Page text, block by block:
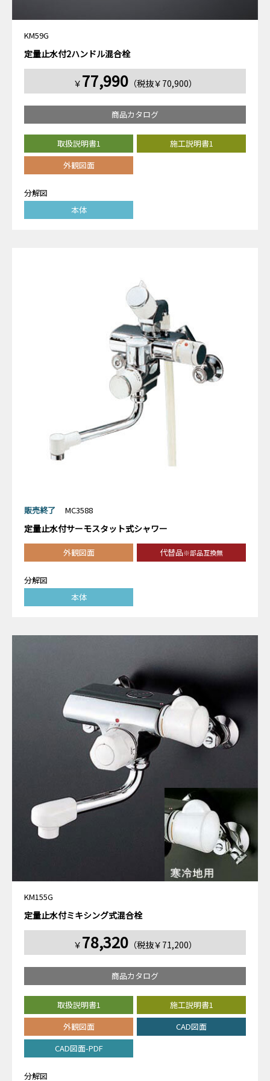
KM59G
定量止水付2ハンドル混合栓
￥ 77,990（税抜￥70,900）
商品カタログ
取扱説明書1
施工説明書1
外観図面
分解図
本体
販売終了 MC3588
定量止水付サーモスタット式シャワー
外観図面 代替品※部品互換無
分解図
本体
KM155G
定量止水付ミキシング式混合栓
￥ 78,320（税抜￥71,200）
商品カタログ
取扱説明書1
施工説明書1
外観図面
CAD図面
CAD図面-PDF
分解図